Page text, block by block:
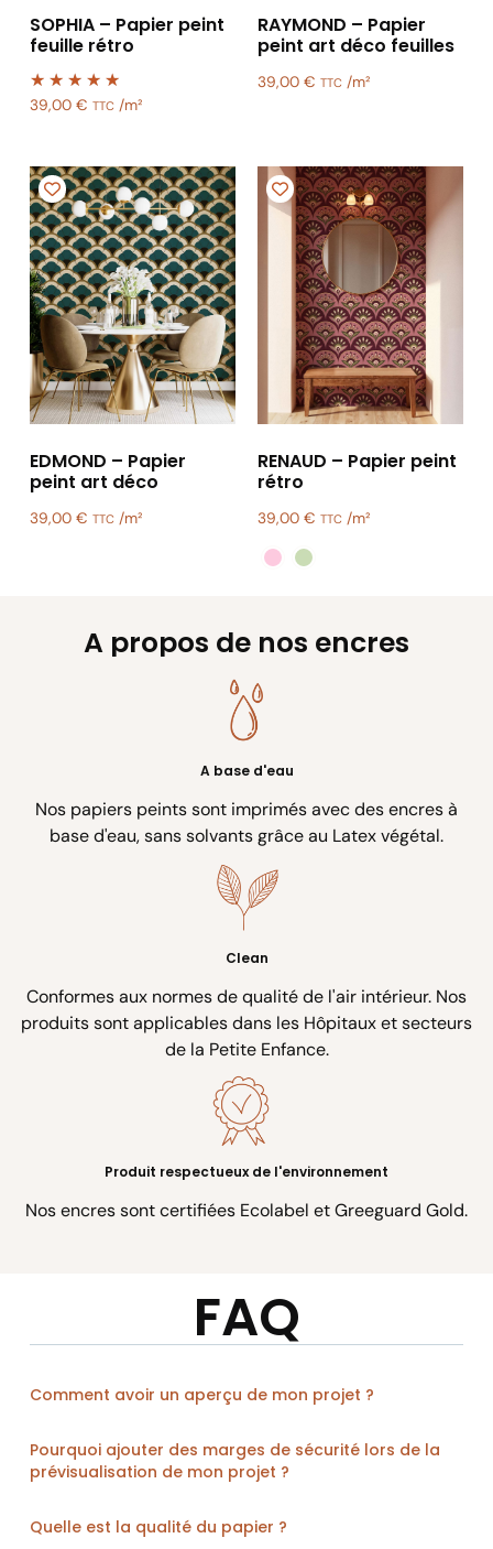
SOPHIA – Papier peint
feuille rétro
39,00 € TTC/m²
RAYMOND – Papier
peint art déco feuilles
39,00 € TTC /m²
EDMOND – Papier
peint art déco
39,00 € TTC/m²
RENAUD – Papier peint
rétro
39,00 € TTC /m²
A propos de nos encres
A base d'eau
Nos papiers peints sont imprimés avec des encres à
base d'eau, sans solvants grâce au Latex végétal.
Clean
Conformes aux normes de qualité de l'air intérieur. Nos
produits sont applicables dans les Hôpitaux et secteurs
de la Petite Enfance.
Produit respectueux de l'environnement
Nos encres sont certifiées Ecolabel et Greeguard Gold.
FAQ
Comment avoir un aperçu de mon projet ?
Pourquoi ajouter des marges de sécurité lors de la
prévisualisation de mon projet ?
Quelle est la qualité du papier ?